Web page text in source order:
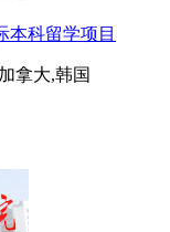
本科留学项目
拿大,韩国